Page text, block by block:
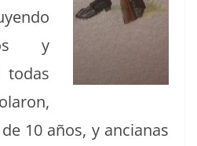
y
todas
10 años, y ancianas